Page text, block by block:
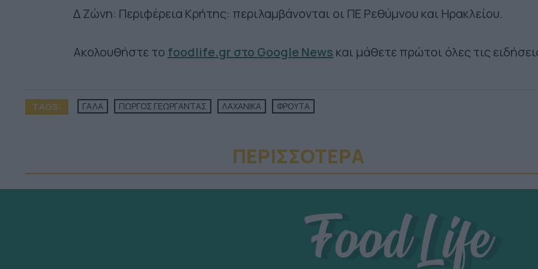
Δ Ζώνη: Περιφέρεια Κρήτης: περιλαμβάνονται οι ΠΕ Ρεθύμνου και Ηρακλείου.
Ακολουθήστε το foodlife.gr στο Google News και μάθετε πρώτοι όλες τις
TAGS: ΓΑΛΑ ΓΙΩΡΓΟΣ ΓΕΩΡΓΑΝΤΑΣ ΛΑΧΑΝΙΚΑ ΦΡΟΥΤΑ
ΠΕΡΙΣΣΟΤΕΡA